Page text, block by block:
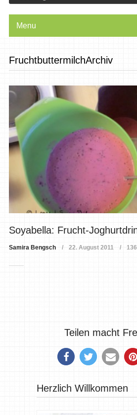
Menu
FruchtbuttermilchArchiv
Soyabella: Frucht-
Samira Bengsch 22. August 2011
Teilen macht
Herzlich Willkommen